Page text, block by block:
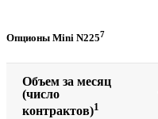
Опционы Mini N2257
Объем за месяц
(число
контрактов)1